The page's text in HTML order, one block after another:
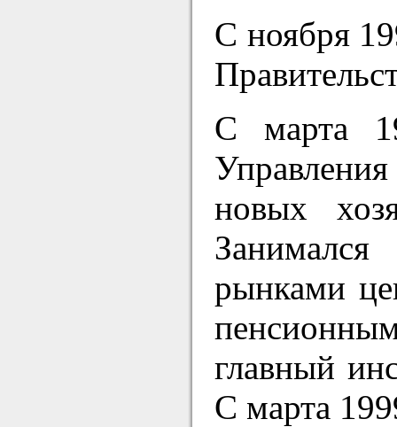
С ноября
С марта
новых
рынками
главный
С марта